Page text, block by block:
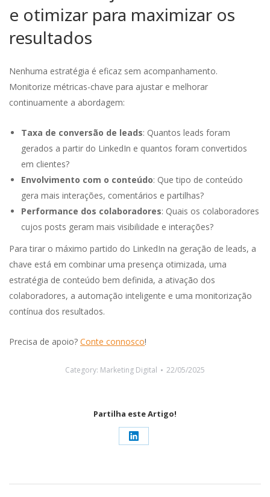
e otimizar para maximizar os
resultados
Nenhuma estratégia é eficaz sem acompanhamento.
Monitorize métricas-chave para ajustar e melhorar
continuamente a abordagem:
Taxa de conversão de leads: Quantos leads foram
gerados a partir do LinkedIn e quantos foram convertidos
em clientes?
Envolvimento com o conteúdo: Que tipo de conteúdo
gera mais interações, comentários e partilhas?
Performance dos colaboradores: Quais os colaboradores
cujos posts geram mais visibilidade e interações?
Para tirar o máximo partido do LinkedIn na geração de leads, a
chave está em combinar uma presença otimizada, uma
estratégia de conteúdo bem definida, a ativação dos
colaboradores, a automação inteligente e uma monitorização
contínua dos resultados.
Precisa de apoio? Conte connosco!
Category: Marketing Digital 22/05/2025
Partilha este Artigo!
Share
LinkedIn